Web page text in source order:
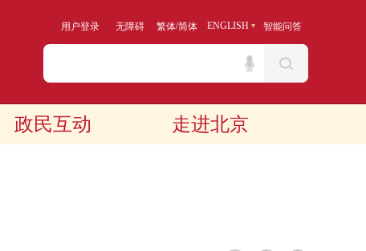
用户登录 无障碍 繁体/简体 ENGLISH 智能问答
政民互动 走进北京